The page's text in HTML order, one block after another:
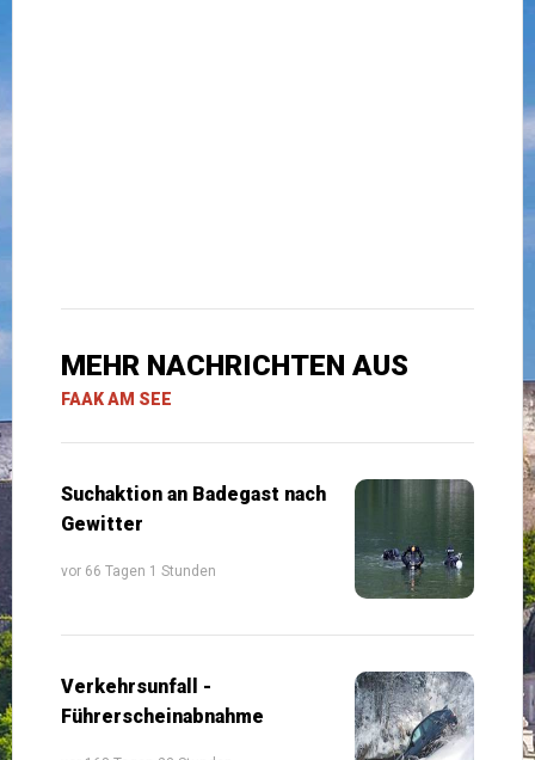
MEHR NACHRICHTEN AUS
FAAK AM SEE
Suchaktion an Badegast nach
Gewitter
vor 66 Tagen 1 Stunden
Verkehrsunfall -
Führerscheinabnahme